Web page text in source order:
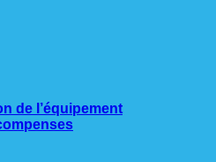
de l’équipement